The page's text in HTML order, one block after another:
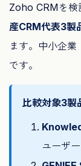
Zoho CRMを検
産CRM代表3製
ます。中小企
です。
比較対象3製
ユーザ